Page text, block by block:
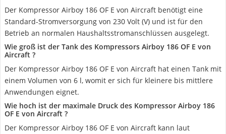
Der Kompressor Airboy 186 OF E von Aircraft benötigt eine
Standard-Stromversorgung von 230 Volt (V) und ist für den
Betrieb an normalen Haushaltsstromanschlüssen ausgelegt.
Wie groß ist der Tank des Kompressors Airboy 186 OF E von
Aircraft ?
Der Kompressor Airboy 186 OF E von Aircraft hat einen Tank mit
einem Volumen von 6 l, womit er sich für kleinere bis mittlere
Anwendungen eignet.
Wie hoch ist der maximale Druck des Kompressor Airboy 186
OF E von Aircraft ?
Der Kompressor Airboy 186 OF E von Aircraft kann laut